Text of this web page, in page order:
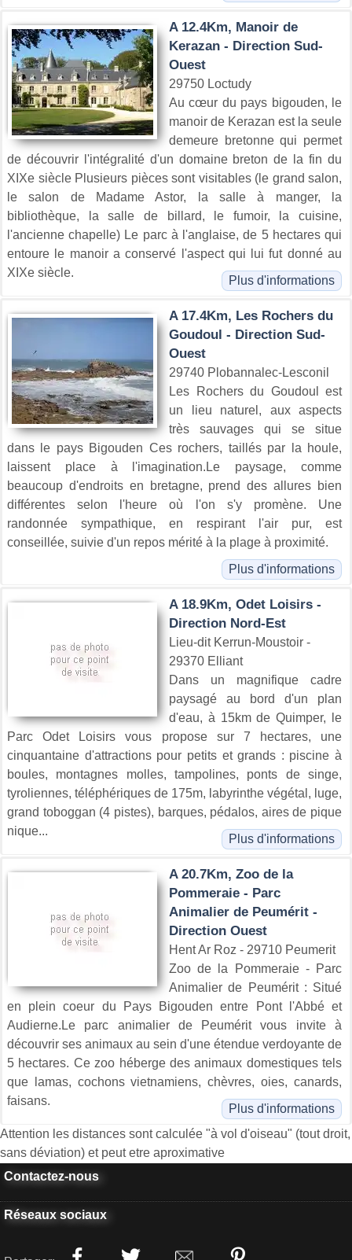
A 12.4Km, Manoir de
Kerazan - Direction Sud-
Ouest
29750 Loctudy
Au cœur du pays bigouden, le
manoir de Kerazan est la seule
demeure bretonne qui permet
de découvrir l'intégralité d'un domaine breton de la fin du
XIXe siècle Plusieurs pièces sont visitables (le grand salon,
le salon de Madame Astor, la salle à manger, la
bibliothèque, la salle de billard, le fumoir, la cuisine,
l'ancienne chapelle) Le parc à l'anglaise, de 5 hectares qui
entoure le manoir a conservé l'aspect qui lui fut donné au
XIXe siècle.
Plus d'informations
A 17.4Km, Les Rochers du
Goudoul - Direction Sud-
Ouest
29740 Plobannalec-Lesconil
Les Rochers du Goudoul est
un lieu naturel, aux aspects
très sauvages qui se situe
dans le pays Bigouden Ces rochers, taillés par la houle,
laissent place à l'imagination.Le paysage, comme
beaucoup d'endroits en bretagne, prend des allures bien
différentes selon l'heure où l'on s'y promène. Une
randonnée sympathique, en respirant l'air pur, est
conseillée, suivie d'un repos mérité à la plage à proximité.
Plus d'informations
A 18.9Km, Odet Loisirs -
Direction Nord-Est
Lieu-dit Kerrun-Moustoir -
29370 Elliant
Dans un magnifique cadre
paysagé au bord d'un plan
d'eau, à 15km de Quimper, le
Parc Odet Loisirs vous propose sur 7 hectares, une
cinquantaine d'attractions pour petits et grands : piscine à
boules, montagnes molles, tampolines, ponts de singe,
tyroliennes, téléphériques de 175m, labyrinthe végétal, luge,
grand toboggan (4 pistes), barques, pédalos, aires de pique
nique...
Plus d'informations
A 20.7Km, Zoo de la
Pommeraie - Parc
Animalier de Peumérit -
Direction Ouest
Hent Ar Roz - 29710 Peumerit
Zoo de la Pommeraie - Parc
Animalier de Peumérit : Situé
en plein coeur du Pays Bigouden entre Pont l'Abbé et
Audierne.Le parc animalier de Peumérit vous invite à
découvrir ses animaux au sein d'une étendue verdoyante de
5 hectares. Ce zoo héberge des animaux domestiques tels
que lamas, cochons vietnamiens, chèvres, oies, canards,
faisans.
Plus d'informations
Attention les distances sont calculée "à vol d'oiseau" (tout droit,
sans déviation) et peut etre aproximative
Contactez-nous
Réseaux sociaux